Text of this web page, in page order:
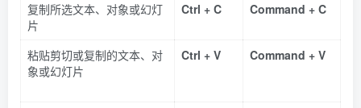
复制所选文本、对象或幻灯
片
Ctrl + C Command + C
粘贴剪切或复制的文本、对
象或幻灯片
Ctrl + V Command + V